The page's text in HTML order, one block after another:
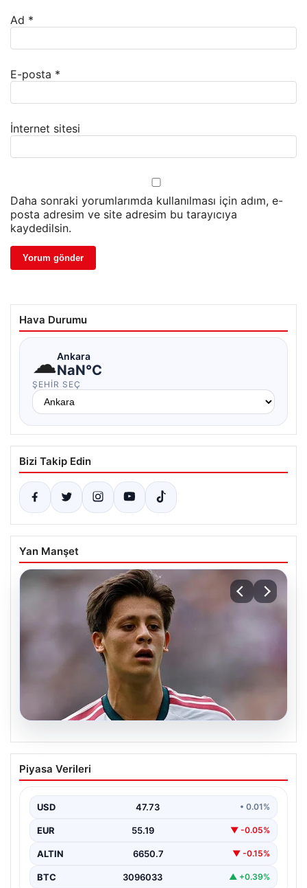
Ad *
E-posta *
İnternet sitesi
Daha sonraki yorumlarımda kullanılması için adım, e-
posta adresim ve site adresim bu tarayıcıya
kaydedilsin.
Hava Durumu
☁Ankara
NaN°C
ŞEHIR SEÇ
Bizi Takip Edin
Yan Manşet
Arda Güler Real Madrid’i tek başına
sırtladı götürüyor! Maça damga vurdu
Piyasa Verileri
USD 47.73 • 0.01%
EUR 55.19 ▼ -0.05%
ALTIN 6650.7 ▼ -0.15%
BTC 3096033 ▲ +0.39%